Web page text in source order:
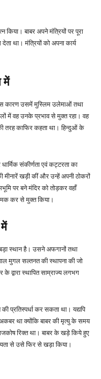
किया। बाबर अपने मंत्रियों पर पूरा
था। मंत्रियों को अपना कार्य
में
इस कारण उसमें मुस्लिम उलेमाओं तथा
में वह उनके प्रभाव से मुक्त रहा। वह
तरह काफिर कहता था। हिन्दुओं के
संकीर्णता एवं कट्टरता का
खड़ी कीं और उन्हें अपनी ठोकरों
पर बने मंदिर को तोड़कर वहाँ
कर से मुक्त किया।
बड़ा स्थान है। उसने अफगानों तथा
मुगल सल्तनत की स्थापना की जो
स्थापित साम्राज्य लगभग
की प्रतिस्पर्धा कर सकता था। यद्यपि
अकबर था क्योंकि बाबर की मृत्यु के समय
रिक्त था। बाबर के खड़े किये हुए
से उसे फिर से खड़ा किया।